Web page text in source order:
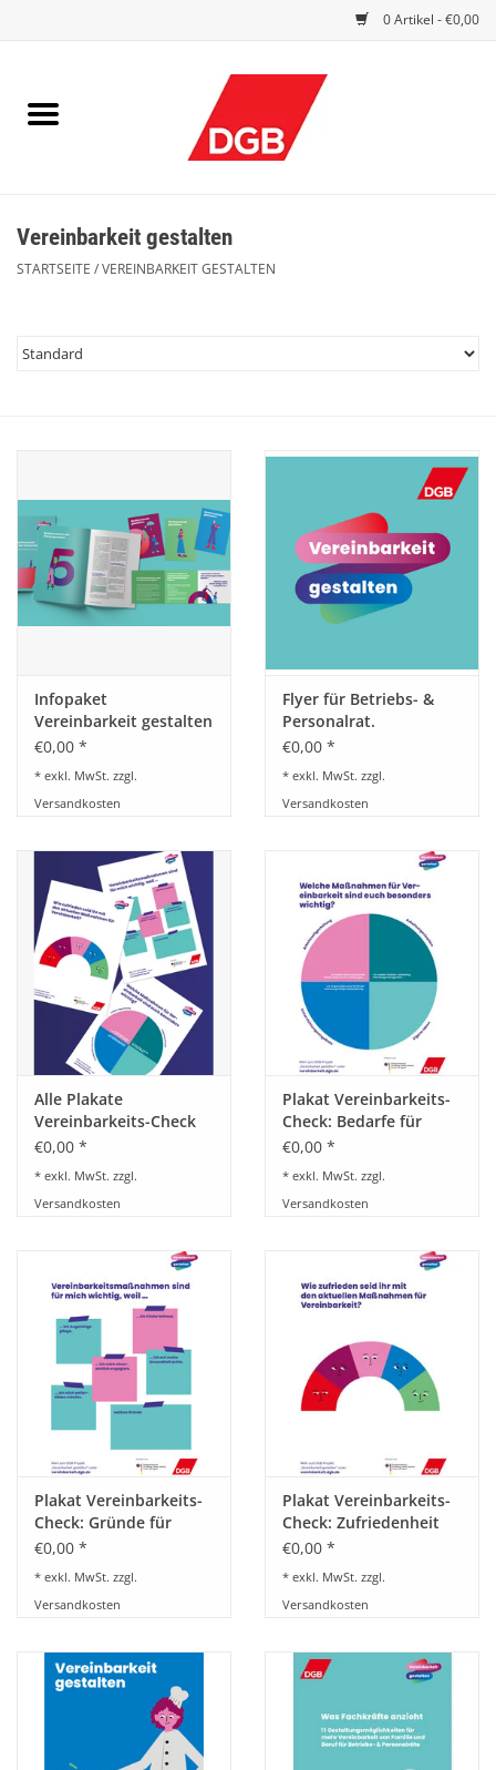
0 Artikel - €0,00
EINBLICK
HANDWERK
1. MAI
INITIATIVE „MENSCH“
GEWERKSCHAFTEN FÜR DEN
FRIEDEN
VEREINBARKEIT GESTALTEN
MIETENSTOPP
BETRIEBSRATSWAHL 2026
ARBEITSZEIT
Vereinbarkeit gestalten
STARTSEITE /VEREINBARKEIT GESTALTEN
Infopaket
Vereinbarkeit gestalten
€0,00 *
* exkl. MwSt. zzgl.
Versandkosten
Flyer für Betriebs- &
Personalrat.
Vereinbarkeit von
gestalten
€0,00 *
* exkl. MwSt. zzgl.
Versandkosten
Alle Plakate
Vereinbarkeits-Check
für Betrieb und
€0,00 *
* exkl. MwSt. zzgl.
Versandkosten
Plakat Vereinbarkeits-
Check: Bedarfe für
Vereinbarkeitsmaßnahmen
Dienststelle:
€0,00 *
* exkl. MwSt. zzgl.
Versandkosten
Plakat Vereinbarkeits-
Check: Gründe für
Vereinbarkeitsbedarfe
Dienststelle
€0,00 *
* exkl. MwSt. zzgl.
Versandkosten
Plakat Vereinbarkeits-
Check: Zufriedenheit
mit Maßnahmen in
Dienststelle
€0,00 *
* exkl. MwSt. zzgl.
Versandkosten